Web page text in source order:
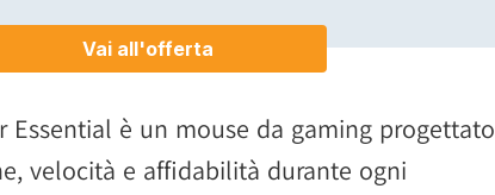
Essential è un mouse da gaming progettato
velocità e affidabilità durante ogni